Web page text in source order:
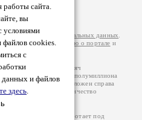
работы сайта.
вы
условиями
файлов cookies.
с
и файлов
здесь.
Ответственность за
на
обработки персональных данных
подробнуюинформацию о портале и
– порядка 100 тысяч
просматривают более полумиллиона
который расположен справа
по две цифры: количество
2026. Портал работает под